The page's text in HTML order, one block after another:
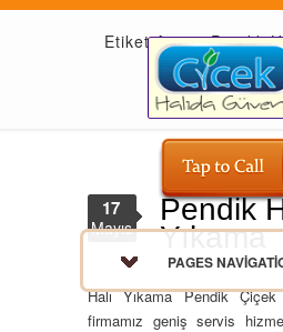
PAGES
Etiket Arşivi: Pendik
Pendik
Yıkama
17
Mayıs
Halı Yıkama Pendik Çiçek
firmamız geniş servis